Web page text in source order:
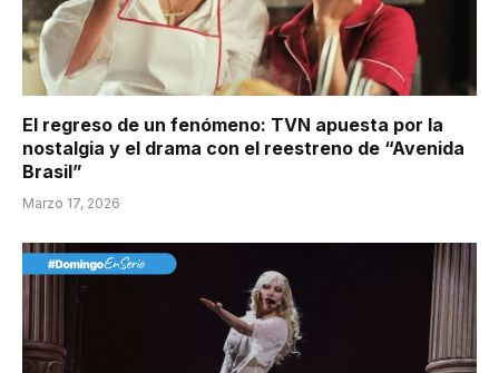
El regreso de un fenómeno: TVN apuesta por la
nostalgia y el drama con el reestreno de “Avenida
Brasil”
Marzo 17, 2026